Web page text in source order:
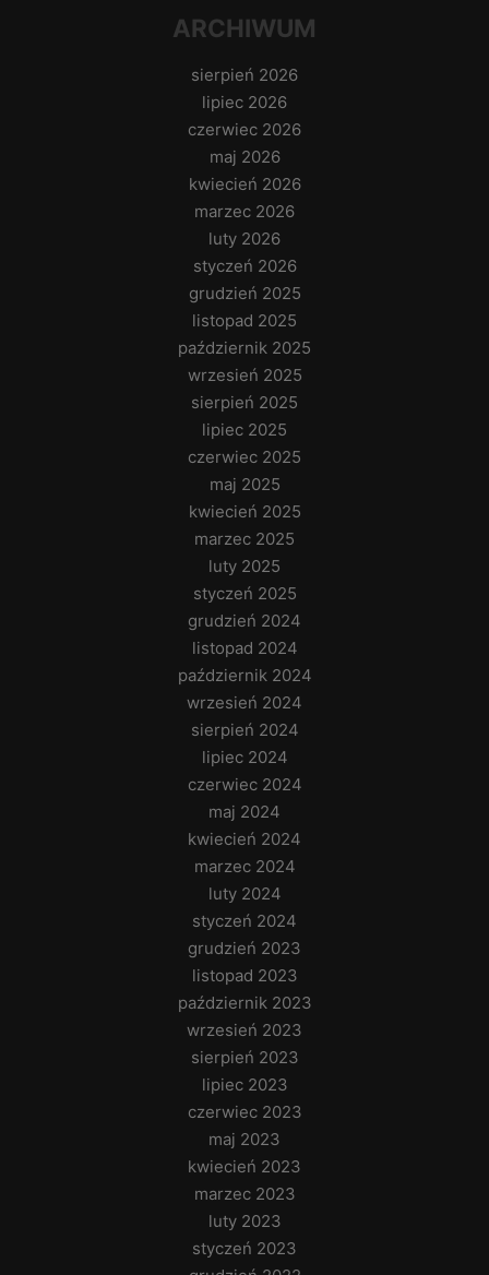
ARCHIWUM
sierpień 2026
lipiec 2026
czerwiec 2026
maj 2026
kwiecień 2026
marzec 2026
luty 2026
styczeń 2026
grudzień 2025
listopad 2025
październik 2025
wrzesień 2025
sierpień 2025
lipiec 2025
czerwiec 2025
maj 2025
kwiecień 2025
marzec 2025
luty 2025
styczeń 2025
grudzień 2024
listopad 2024
październik 2024
wrzesień 2024
sierpień 2024
lipiec 2024
czerwiec 2024
maj 2024
kwiecień 2024
marzec 2024
luty 2024
styczeń 2024
grudzień 2023
listopad 2023
październik 2023
wrzesień 2023
sierpień 2023
lipiec 2023
czerwiec 2023
maj 2023
kwiecień 2023
marzec 2023
luty 2023
styczeń 2023